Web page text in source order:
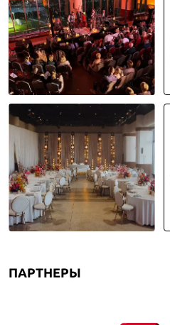
ПАРТНЕРЫ